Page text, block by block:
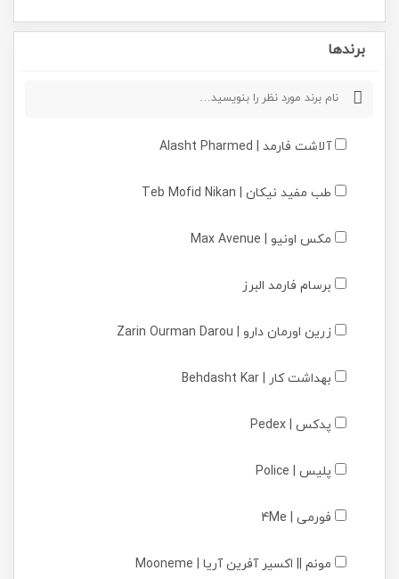
برندها
آلاشت فارمد | Alasht Pharmed
طب مفید نیکان | Teb Mofid Nikan
مکس اونیو | Max Avenue
برسام فارمد البرز
زرین اورمان دارو | Zarin Ourman Darou
بهداشت کار | Behdasht Kar
پدکس | Pedex
پلیس | Police
فورمی | 4Me
مونم || اکسیر آفرین آریا | Mooneme